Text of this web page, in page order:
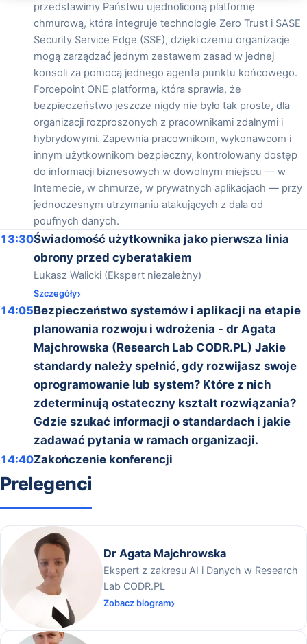
przedstawimy Państwu ujednoliconą platformę
chmurową, która integruje technologie Zero Trust i SASE
Security Service Edge (SSE), dzięki czemu organizacje
mogą zarządzać jednym zestawem zasad w jednej
konsoli za pomocą jednego agenta punktu końcowego.
Forcepoint ONE platforma, która sprawia, że
bezpieczeństwo jeszcze nigdy nie było tak proste, dla
organizacji rozproszonych z pracownikami zdalnymi i
hybrydowymi. Zapewnia pracownikom, wykonawcom i
innym użytkownikom bezpieczny, kontrolowany dostęp
do informacji biznesowych w dowolnym miejscu — w
Internecie, w chmurze, w prywatnych aplikacjach — przy
jednoczesnym utrzymaniu atakujących z dala od
poufnych danych.
13:30Świadomość użytkownika jako pierwsza linia
obrony przed cyberatakiem
Łukasz Walicki (Ekspert niezależny)
Szczegóły
14:05Bezpieczeństwo systemów i aplikacji na etapie
planowania rozwoju i wdrożenia - dr Agata
Majchrowska (Research Lab CODR.PL) Jakie
standardy należy spełnić, gdy rozwijasz swoje
oprogramowanie lub system? Które z nich
zdeterminują ostateczny kształt rozwiązania?
Gdzie szukać informacji o standardach i jakie
zadawać pytania w ramach organizacji.
14:40Zakończenie konferencji
Prelegenci
Dr Agata Majchrowska
Ekspert z zakresu AI i Danych w Research
Lab CODR.PL
Zobacz biogram